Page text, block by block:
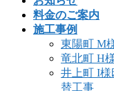
料金のご案内
施工事例
東陽町 M
竜北町 H
井上町 I様
替工事